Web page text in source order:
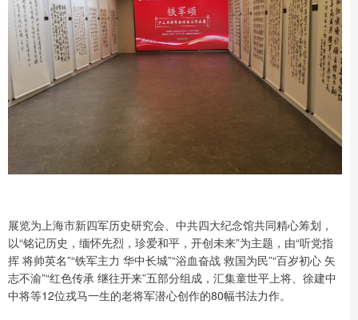
展览为上海市新四军历史研究会、中共四大纪念馆共同精心筹划，
以“铭记历史，缅怀先烈，珍爱和平，开创未来”为主题，由“听党指
挥 将帅英名”“铁军主力 华中长城”“浴血奋战 救国为民”“百岁初心 矢
志不渝”“红色传承 继往开来”五部分组成，汇集童世平上将、徐建中
中将等12位戎马一生的老将军潜心创作的80幅书法力作。